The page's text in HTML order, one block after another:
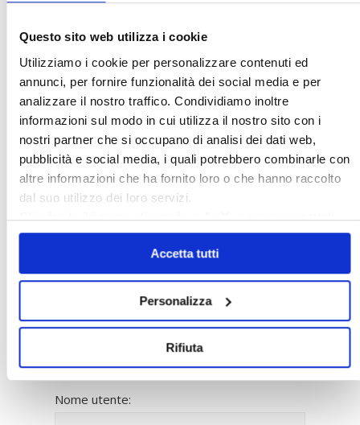
Questo sito web utilizza i cookie
Utilizziamo i cookie per personalizzare contenuti ed
annunci, per fornire funzionalità dei social media e per
analizzare il nostro traffico. Condividiamo inoltre
informazioni sul modo in cui utilizza il nostro sito con i
nostri partner che si occupano di analisi dei dati web,
pubblicità e social media, i quali potrebbero combinarle con
altre informazioni che ha fornito loro o che hanno raccolto
dal suo utilizzo dei loro servizi.
Chiudendo il banner cliccando sullaXverranno accettati
solo i cookie necessari.
Accetta tutti
Personalizza
Rifiuta
〉 Sedi Territoriali
〉 Accesso all’area riservata
Nome utente: